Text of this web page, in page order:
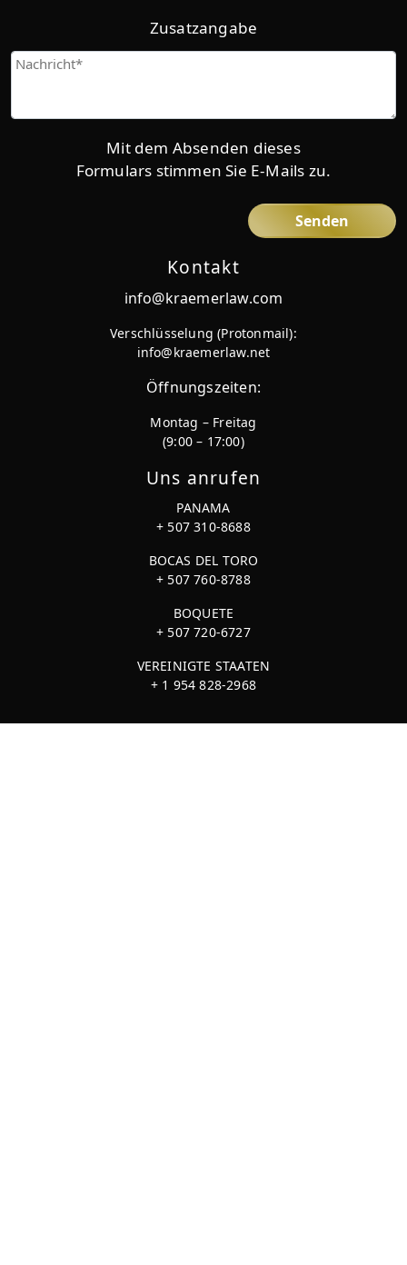
Kontakt
info@kraemerlaw.com
Verschlüsselung (Protonmail):
info@kraemerlaw.net
Öffnungszeiten:
Montag – Freitag
(9:00 – 17:00)
Uns anrufen
PANAMA
+ 507 310-8688
BOCAS DEL TORO
+ 507 760-8788
BOQUETE
+ 507 720-6727
VEREINIGTE STAATEN
+ 1 954 828-2968
Zusatzangabe
Give
details
Mit dem Absenden dieses
Formulars stimmen Sie E-Mails zu.